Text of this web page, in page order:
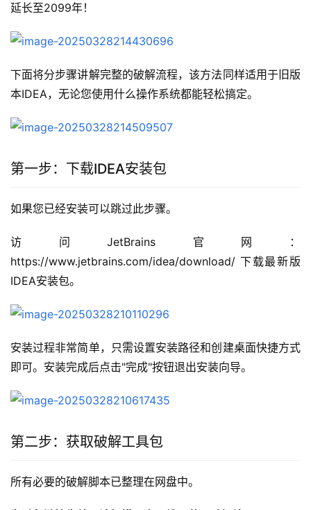
延长至2099年！
下面将分步骤讲解完整的破解流程，该方法同样适用于旧版
本IDEA，无论您使用什么操作系统都能轻松搞定。
第一步：下载IDEA安装包
如果您已经安装可以跳过此步骤。
访问JetBrains官网：
https://www.jetbrains.com/idea/download/ 下载最新版
IDEA安装包。
安装过程非常简单，只需设置安装路径和创建桌面快捷方式
即可。安装完成后点击"完成"按钮退出安装向导。
第二步：获取破解工具包
所有必要的破解脚本已整理在网盘中。